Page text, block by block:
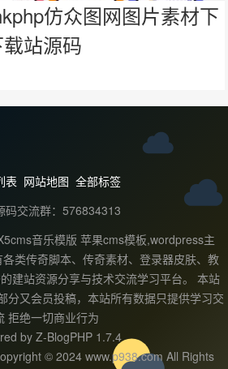
仿众图网图片素材下
站源码
表 网站地图 全部标签
码交流群：576834313
音乐模版 苹果cms模板,wordpress主
类传奇脚本、传奇素材、登录器皮肤、教
建站资源分享与技术交流学习平台。 本站
分又会员投稿，本站所有数据只提供学习交
拒绝一切商业行为
by Z-BlogPHP 1.7.4
© 2024 www.p938.com All Rights